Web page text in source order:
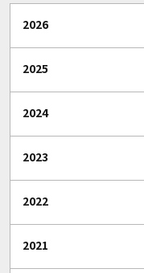
2026
2025
2024
2023
2022
2021